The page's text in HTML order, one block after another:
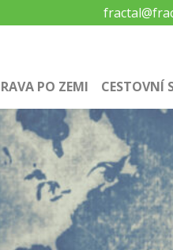
PO ZEMI CESTOVNÍ